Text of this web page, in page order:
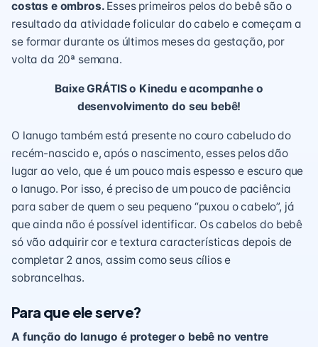
costas e ombros. Esses primeiros pelos do bebê são o
resultado da atividade folicular do cabelo e começam a
se formar durante os últimos meses da gestação, por
volta da 20ª semana.
Baixe GRÁTIS o Kinedu e acompanhe o
desenvolvimento do seu bebê!
O lanugo também está presente no couro cabeludo do
recém-nascidoe, após o nascimento, esses pelos dão
lugar ao velo, que é um pouco mais espesso e escuro que
o lanugo. Por isso, é preciso de um pouco de paciência
para saber de quem o seu pequeno “puxou o cabelo”, já
que ainda não é possível identificar. Os cabelos do bebê
só vão adquirir cor e textura características depois de
completar 2 anos, assim como seus cílios e
sobrancelhas.
Para que ele serve?
A função do lanugo é proteger o bebê no ventre